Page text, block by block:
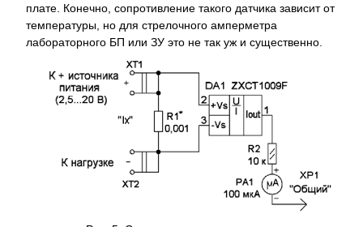
плате. Конечно, сопротивление такого датчика зависит от
температуры, но для стрелочного амперметра
лабораторного БП или ЗУ это не так уж и существенно.